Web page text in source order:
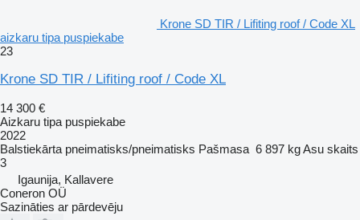
Krone SD TIR / Lifiting roof / Code XL
aizkaru tipa puspiekabe
23
Krone SD TIR / Lifiting roof / Code XL
14 300 €
Aizkaru tipa puspiekabe
2022
Balstiekārta pneimatisks/pneimatisks Pašmasa 6 897 kgAsu skaits
3
Igaunija, Kallavere
Coneron OÜ
Sazināties ar pārdevēju